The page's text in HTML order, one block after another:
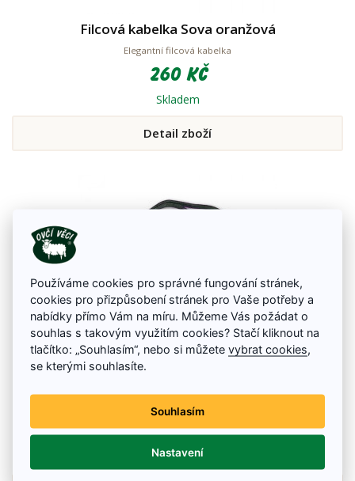
Filcová kabelka Sova oranžová
Elegantní filcová kabelka
260 Kč
Skladem
Detail zboží
Elegantní filcová kabelka
260 Kč
Skladem
Používáme cookies pro správné fungování stránek,
cookies pro přizpůsobení stránek pro Vaše potřeby a
nabídky přímo Vám na míru. Můžeme Vás požádat o
souhlas s takovým využitím cookies? Stačí kliknout na
tlačítko: „Souhlasím“, nebo si můžetevybrat cookies
se kterými souhlasíte.
Souhlasím
Nastavení